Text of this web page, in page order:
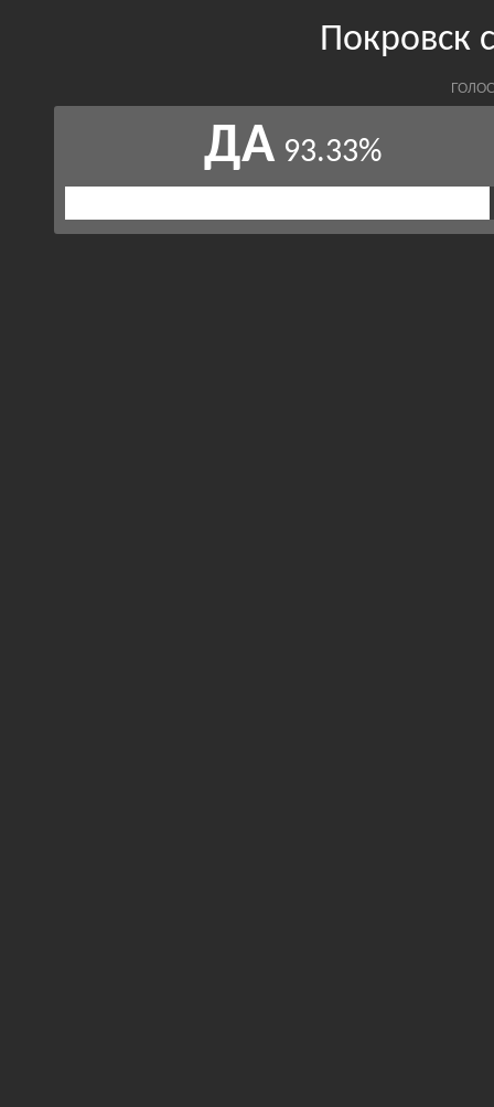
Покровск
ДА 93.33%